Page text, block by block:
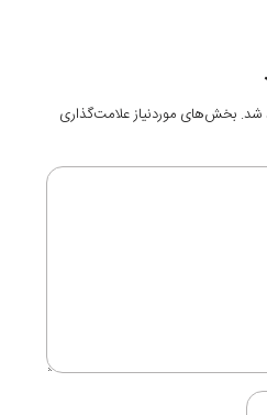
شد. بخش‌های موردنیاز علامت‌گذاری